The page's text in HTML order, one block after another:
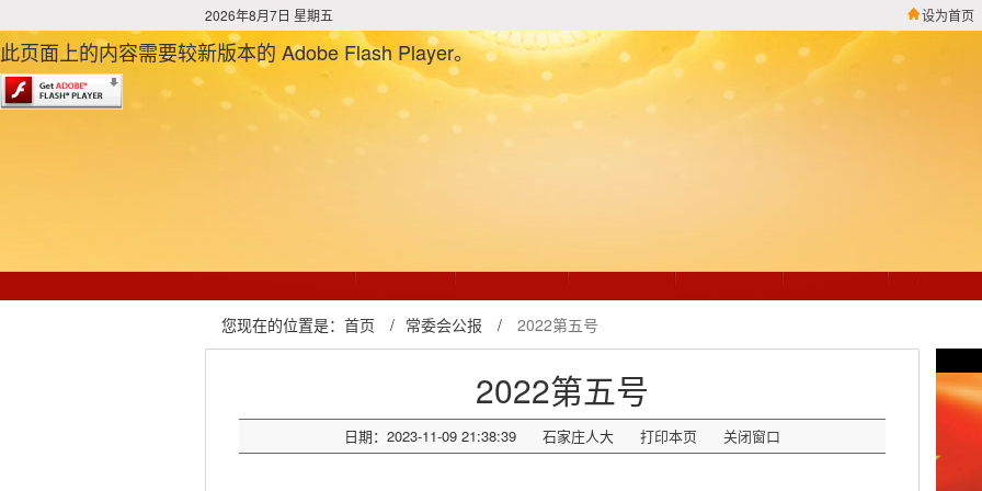
2026年8月7日 星期五 设为首页
此页面上的内容需要较新版本的 Adobe Flash Player。
您现在的位置是： 首页 / 常委会公报 / 2022第五号
2022第五号
日期：2023-11-09 21:38:39 石家庄人大 打印本页 关闭窗口